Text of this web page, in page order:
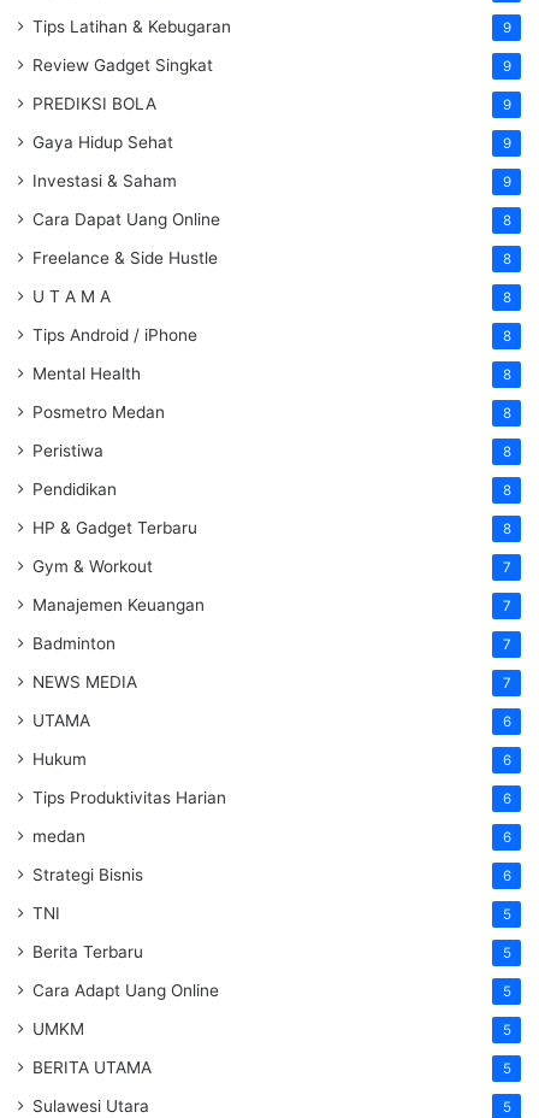
Tips Latihan & Kebugaran 9
Review Gadget Singkat 9
PREDIKSI BOLA 9
Gaya Hidup Sehat 9
Investasi & Saham 9
Cara Dapat Uang Online 8
Freelance & Side Hustle 8
U T A M A 8
Tips Android / iPhone 8
Mental Health 8
Posmetro Medan 8
Peristiwa 8
Pendidikan 8
HP & Gadget Terbaru 8
Gym & Workout 7
Manajemen Keuangan 7
Badminton 7
NEWS MEDIA 7
UTAMA 6
Hukum 6
Tips Produktivitas Harian 6
medan 6
Strategi Bisnis 6
TNI 5
Berita Terbaru 5
Cara Adapt Uang Online 5
UMKM 5
BERITA UTAMA 5
Sulawesi Utara 5